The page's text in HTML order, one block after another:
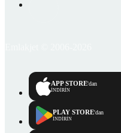
APP STORE'dan
İNDİRİN
PLAY STORE'dan
İNDİRİN